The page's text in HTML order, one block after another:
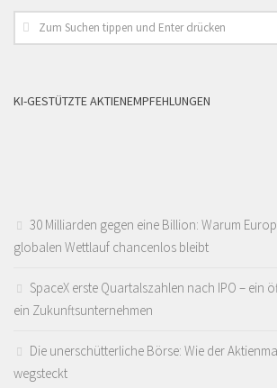
KI-GESTÜTZTE AKTIENEMPFEHLUNGEN
30 Milliarden gegen eine Billion: Warum
globalen Wettlauf chancenlos bleibt
SpaceX erste Quartalszahlen nach IPO – ein
ein Zukunftsunternehmen
Die unerschütterliche Börse: Wie der
wegsteckt